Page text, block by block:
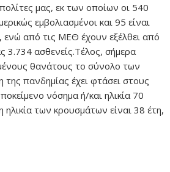
μας, εκ των οποίων οι 540
εμβολιασμένοι και 95 είναι
ενώ από τις ΜΕΘ έχουν εξέλθει από
3.734 ασθενείς.Τέλος, σήμερα
θανάτους το σύνολο των
πανδημίας έχει φτάσει στους
νόσημα ή/και ηλικία 70
των κρουσμάτων είναι 38 έτη,